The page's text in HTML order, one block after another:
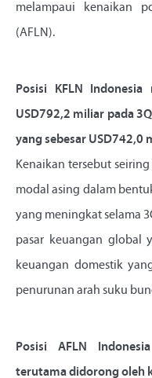
melampaui kenaikan
(AFLN).
Posisi KFLN
USD792,2 miliar pada
yang sebesar USD742,0
Kenaikan tersebut
modal asing dalam
yang meningkat selama
pasar keuangan global
keuangan domestik
penurunan arah suku
Posisi AFLN
terutama didorong oleh